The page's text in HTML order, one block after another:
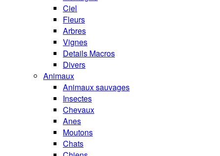
Ciel
Fleurs
Arbres
Vignes
Details Macros
Divers
Animaux
Animaux sauvages
Insectes
Chevaux
Anes
Moutons
Chats